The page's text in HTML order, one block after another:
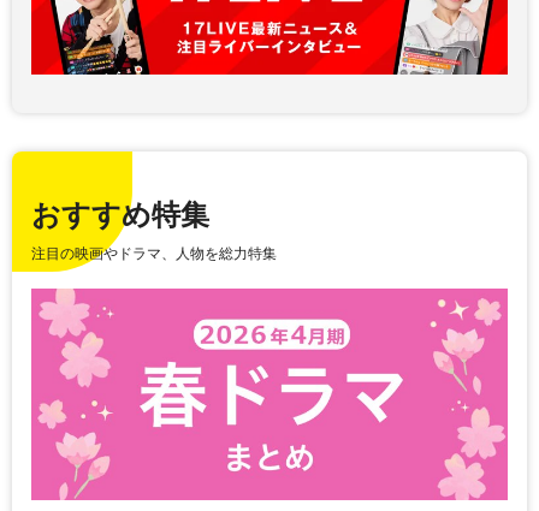
おすすめ特集
注目の映画やドラマ、人物を総力特集